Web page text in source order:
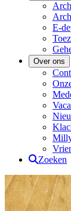
E-
Over ons
Zoeken
Drents